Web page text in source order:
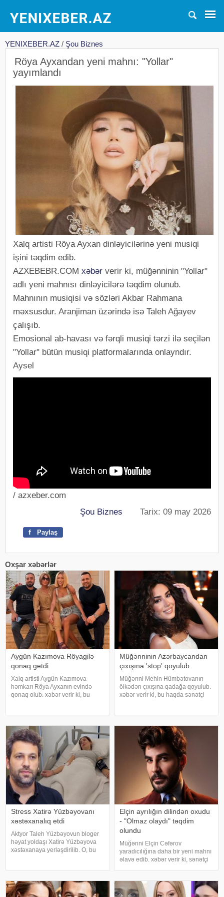
YENIXEBER.AZ / Şou Biznes
Röya Ayxandan yeni mahnı: "Yollar"
yayımlandı
Xalq artisti Röya Ayxan dinləyicilərinə yeni musiqi
işini təqdim edib.
AZXEBEBR.COM xəbər verir ki, müğənninin "Yollar"
adlı yeni mahnısı dinləyicilərə təqdim olunub.
Mahnının musiqisi və sözləri Akbar Rahmana
məxsusdur. Aranjiman üzərində isə Taleh Ağayev
çalışıb.
Emosional ab-havası və fərqli musiqi tərzi ilə seçilən
"Yollar" bütün musiqi platformalarında onlayndır.
Aysel
/ azxeber.com
Şou Biznes Tarix: 09 may 2026
f Paylaş
Oxşar xəbərlər
Aygün Kazımova Röyagilə
qonaq getdi
Xalq artisti Aygün Kazımova
həmkarı Röya Ayxanın evində
qonaq olub. xəbər verir ki, bu
izləyicilərin marağına səbəb olub
Müğənninin Azərbaycandan
çıxışına 'stop' qoyulub
Müğənni Mehin Hümbətovanın
ölkədən çıxışına qadağa qoyulub.
xəbər verir ki, bu haqda sənətçi
bilmirəm. "Stop"u
Stress Xatirə Yüzbəyovanı
xəstəxanalıq etdi
Aktyor Taleh Yüzbəyovun bloger
həyat yoldaşı Xatirə Yüzbəyova
xəstəxanaya yerləşdirilib. O, bu
qidalandım, nə düzgün yatdım.
Gördü
Elçin ayrılığın dilindən oxudu
- "Olmaz olaydı" təqdim
olundu
Müğənni Elçin Cəfərov
yaradıcılığına daha bir yeni mahnı
əlavə edib. xəbər verir ki, sənətçi
verib. . Bəstənin sözləri Rafael
Şabanova, musiqisi is